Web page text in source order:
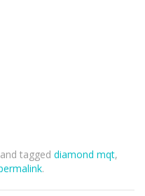
and tagged diamond mqt,
.